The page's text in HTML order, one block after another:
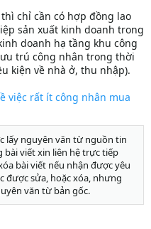
chỉ cần có hợp đồng lao
sản xuất kinh doanh trong
doanh hạ tầng khu công
trú công nhân trong thời
kiện về nhà ở, thu nhập).
việc rất ít công nhân mua
lấy nguyên văn từ nguồn tin
bài viết xin liên hệ trực tiếp
bài viết nếu nhận được yêu
được sửa, hoặc xóa, nhưng
văn từ bản gốc.